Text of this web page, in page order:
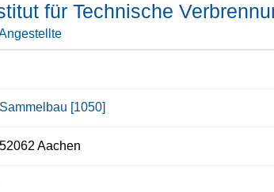
für Technische
[1050]
Aachen